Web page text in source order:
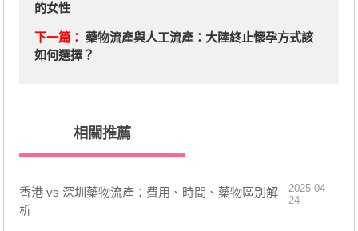
的女性
下一篇： 藥物流產與人工流產：大陸終止懷孕方式該
如何選擇？
相關推薦
香港 vs 深圳藥物流產：費用、時間、藥物區別解
析
2025-04-
24